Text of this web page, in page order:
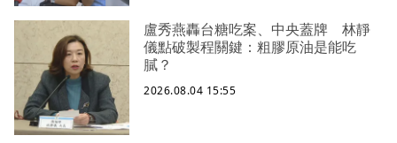
盧秀燕轟台糖吃案、中央蓋牌 林靜
儀點破製程關鍵：粗膠原油是能吃
膩？
2026.08.04 15:55